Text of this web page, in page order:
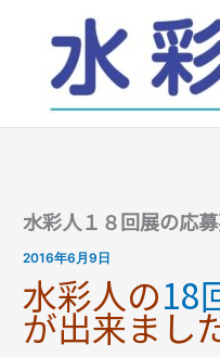
ッ
水彩人１８回展の応
2016年6月9日
水彩人の18
が出来まし